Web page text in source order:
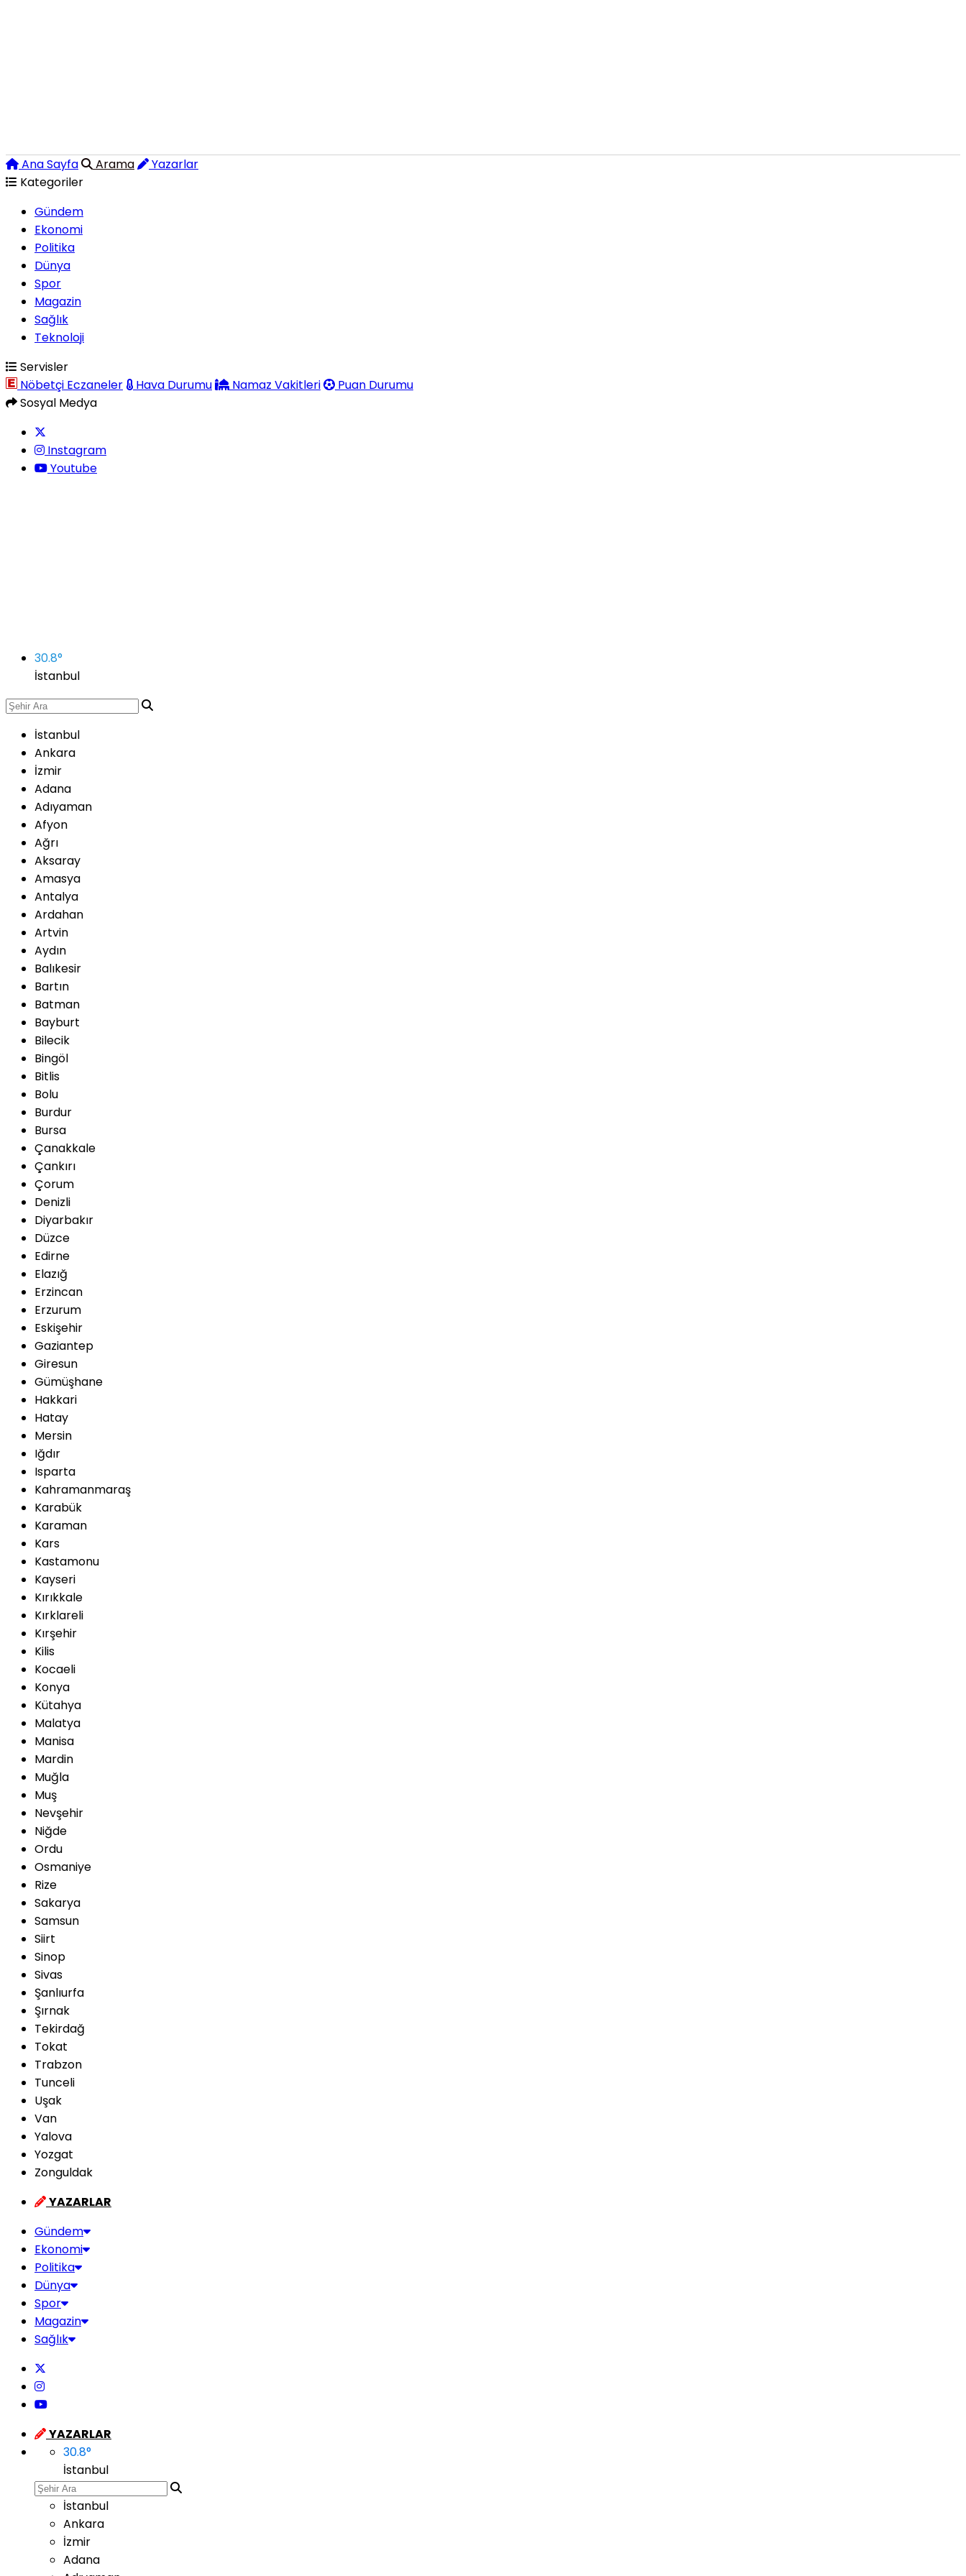
Ana Sayfa Arama
Yazarlar
Kategoriler
Gündem
Ekonomi
Politika
Dünya
Spor
Magazin
Sağlık
Teknoloji
Servisler
Nöbetçi Eczaneler
Hava Durumu Namaz Vakitleri
Puan Durumu
Sosyal Medya
Instagram
Youtube
30.8°
İstanbul
İstanbul
Ankara
İzmir
Adana
Adıyaman
Afyon
Ağrı
Aksaray
Amasya
Antalya
Ardahan
Artvin
Aydın
Balıkesir
Bartın
Batman
Bayburt
Bilecik
Bingöl
Bitlis
Bolu
Burdur
Bursa
Çanakkale
Çankırı
Çorum
Denizli
Diyarbakır
Düzce
Edirne
Elazığ
Erzincan
Erzurum
Eskişehir
Gaziantep
Giresun
Gümüşhane
Hakkari
Hatay
Mersin
Iğdır
Isparta
Kahramanmaraş
Karabük
Karaman
Kars
Kastamonu
Kayseri
Kırıkkale
Kırklareli
Kırşehir
Kilis
Kocaeli
Konya
Kütahya
Malatya
Manisa
Mardin
Muğla
Muş
Nevşehir
Niğde
Ordu
Osmaniye
Rize
Sakarya
Samsun
Siirt
Sinop
Sivas
Şanlıurfa
Şırnak
Tekirdağ
Tokat
Trabzon
Tunceli
Uşak
Van
Yalova
Yozgat
Zonguldak
YAZARLAR
Gündem
Ekonomi
Politika
Dünya
Spor
Magazin
Sağlık
YAZARLAR
30.8°
İstanbul
İstanbul
Ankara
İzmir
Adana